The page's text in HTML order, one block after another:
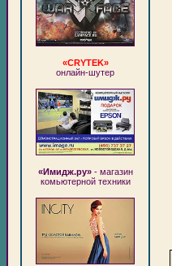
«CRYTEK»
онлайн-шутер
«Имидж.ру»- магазин
комьютерной техники